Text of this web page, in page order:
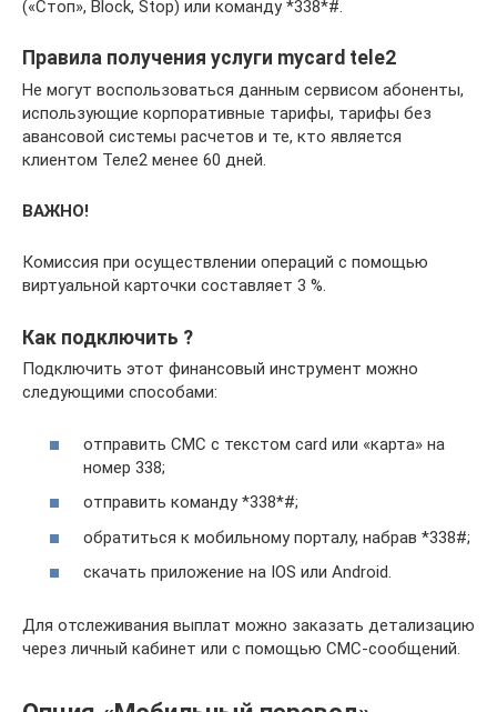
(«Стоп», Block, Stop) или команду *338*#.
Правила получения услуги mycard tele2
Не могут воспользоваться данным сервисом абоненты,
использующие корпоративные тарифы, тарифы без
авансовой системы расчетов и те, кто является
клиентом Теле2 менее 60 дней.
ВАЖНО!
Комиссия при осуществлении операций с помощью
виртуальной карточки составляет 3 %.
Как подключить ?
Подключить этот финансовый инструмент можно
следующими способами:
отправить СМС с текстом card или «карта» на
номер 338;
отправить команду *338*#;
обратиться к мобильному порталу, набрав *338#;
скачать приложение на IOS или Android.
Для отслеживания выплат можно заказать детализацию
через личный кабинет или с помощью СМС-сообщений.